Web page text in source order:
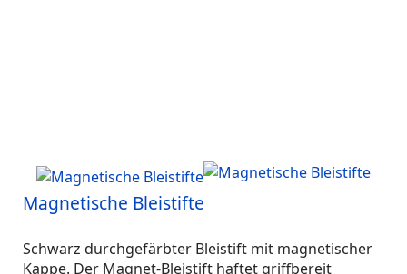
Magnetische Bleistifte
Schwarz durchgefärbter Bleistift mit magnetischer
Kappe. Der Magnet-Bleistift haftet griffbereit